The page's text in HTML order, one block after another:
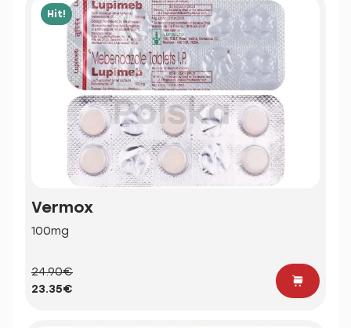
Hit!
Vermox
100mg
24.90€
23.35€